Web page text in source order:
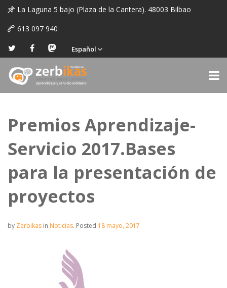
La Laguna 5 bajo (Plaza de la Cantera). 48003 Bilbao
613 097 940
Español
Premios Aprendizaje-
Servicio 2017.Bases
para la presentación de
proyectos
by Zerbikas in Noticias. Posted 18 mayo, 2017